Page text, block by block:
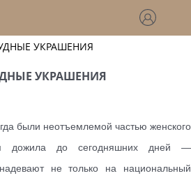
УКРАШЕНИЯ
УКРАШЕНИЯ
были неотъемлемой частью женского
дожила до сегодняшних дней —
не только на национальный